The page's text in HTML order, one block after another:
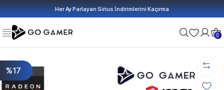
Her Ay Parlayan Sirius İndirimlerini Kaçırma
0
%17